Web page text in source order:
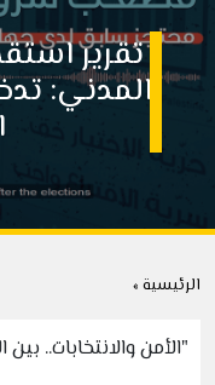
تقرير
المدني:
الرئيسية »
"الأمن والانتخابات.. بين